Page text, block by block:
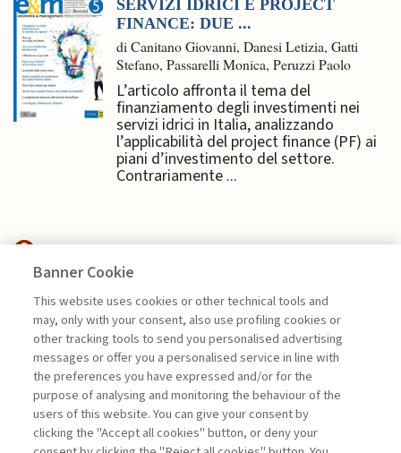
SERVIZI IDRICI E PROJECT
FINANCE: DUE ...
di Canitano Giovanni, Danesi Letizia, Gatti
Stefano, Passarelli Monica, Peruzzi Paolo
L’articolo affronta il tema del
finanziamento degli investimenti nei
servizi idrici in Italia, analizzando
l’applicabilità del project finance (PF) ai
piani d’investimento del settore.
Contrariamente ...
ECONOMIA & MERCATI
SANZIONI OCCIDENTALI E
RESILIENZA DELLA ...
di Gianmarco Ottaviano
Banner Cookie
This website uses cookies or other technical tools and
may, only with your consent, also use profiling cookies or
other tracking tools to send you personalised advertising
messages or offer you a personalised service in line with
the preferences you have expressed and/or for the
purpose of analysing and monitoring the behaviour of the
users of this website. You can give your consent by
clicking the "Accept all cookies" button, or deny your